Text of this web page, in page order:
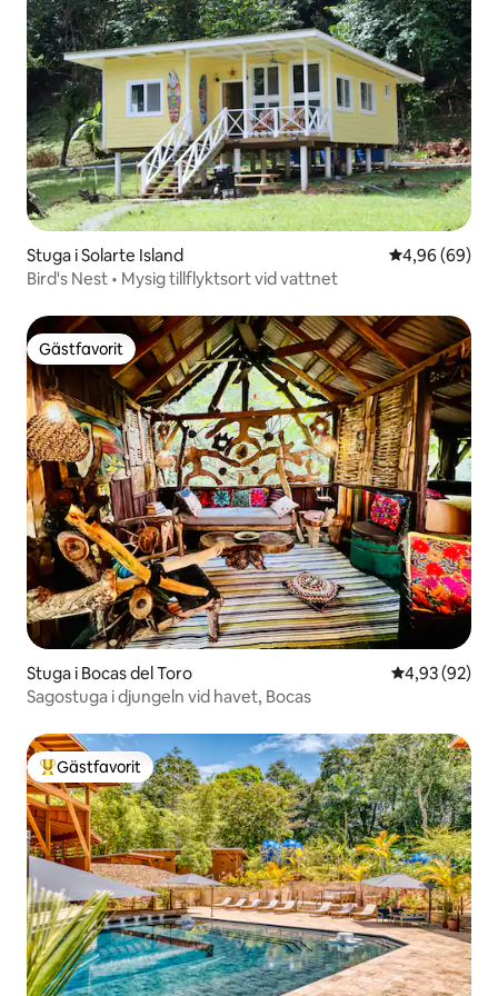
Stuga i Solarte Island 4,96 av 5 i
4,96 (69)
Bird's Nest • Mysig tillflyktsort vid vattnet
Gästfavorit
Gästfavorit
Stuga i Bocas del Toro 4,93 av 5 i
4,93 (92)
Sagostuga i djungeln vid havet, Bocas
Populär gästfavorit
Gästfavorit